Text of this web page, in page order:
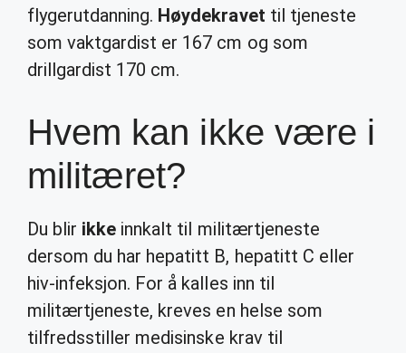
flygerutdanning. Høydekravet til tjeneste
som vaktgardist er 167 cm og som
drillgardist 170 cm.
Hvem kan ikke være i
militæret?
Du blir ikke innkalt til militærtjeneste
dersom du har hepatitt B, hepatitt C eller
hiv-infeksjon. For å kalles inn til
militærtjeneste, kreves en helse som
tilfredsstiller medisinske krav til